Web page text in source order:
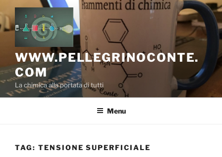
Salta
al
contenuto
WWW.PELLEGRINOCONTE.
COM
La chimica alla portata di tutti
Menu
TAG: TENSIONE SUPERFICIALE